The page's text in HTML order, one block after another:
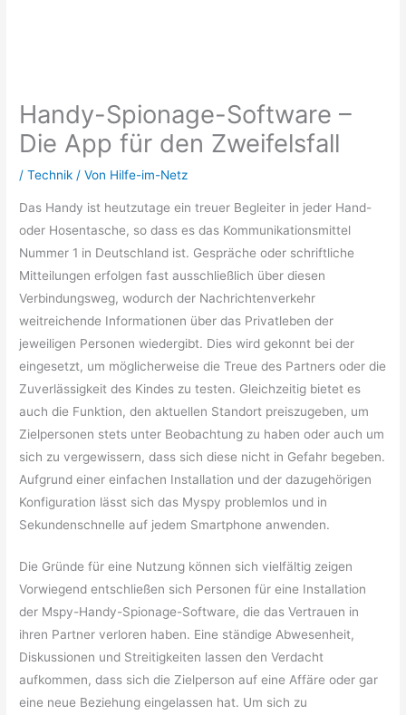
Handy-Spionage-Software –
Die App für den Zweifelsfall
/Technik / Von Hilfe-im-Netz
Das Handy ist heutzutage ein treuer Begleiter in jeder Hand-
oder Hosentasche, so dass es das Kommunikationsmittel
Nummer 1 in Deutschland ist. Gespräche oder schriftliche
Mitteilungen erfolgen fast ausschließlich über diesen
Verbindungsweg, wodurch der Nachrichtenverkehr
weitreichende Informationen über das Privatleben der
jeweiligen Personen wiedergibt. Dies wird gekonnt bei der
eingesetzt, um möglicherweise die Treue des Partners oder die
Zuverlässigkeit des Kindes zu testen. Gleichzeitig bietet es
auch die Funktion, den aktuellen Standort preiszugeben, um
Zielpersonen stets unter Beobachtung zu haben oder auch um
sich zu vergewissern, dass sich diese nicht in Gefahr begeben.
Aufgrund einer einfachen Installation und der dazugehörigen
Konfiguration lässt sich das Myspy problemlos und in
Sekundenschnelle auf jedem Smartphone anwenden.
Die Gründe für eine Nutzung können sich vielfältig zeigen
Vorwiegend entschließen sich Personen für eine Installation
der Mspy-Handy-Spionage-Software, die das Vertrauen in
ihren Partner verloren haben. Eine ständige Abwesenheit,
Diskussionen und Streitigkeiten lassen den Verdacht
aufkommen, dass sich die Zielperson auf eine Affäre oder gar
eine neue Beziehung eingelassen hat. Um sich zu